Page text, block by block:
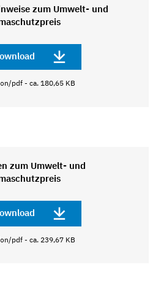
zum Umwelt- und
pdf - ca. 180,65 KB
zum Umwelt- und
pdf - ca. 239,67 KB